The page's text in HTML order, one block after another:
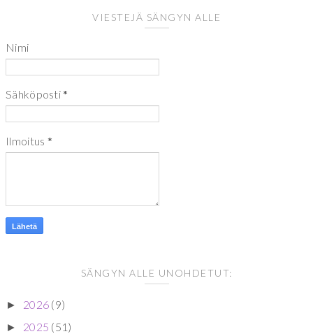
VIESTEJÄ SÄNGYN ALLE
Nimi
Sähköposti*
Ilmoitus *
SÄNGYN ALLE UNOHDETUT:
► 2026 (9)
► 2025 (51)